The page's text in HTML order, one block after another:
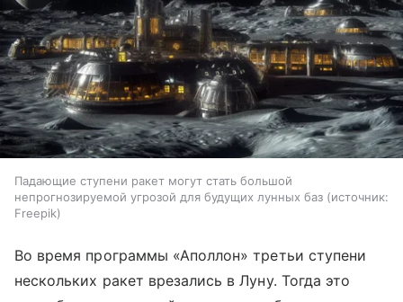
Падающие ступени ракет могут стать большой
непрогнозируемой угрозой для будущих лунных баз
источник:
Freepik
Во время программы «Аполлон» третьи ступени
нескольких ракет врезались в Луну. Тогда это